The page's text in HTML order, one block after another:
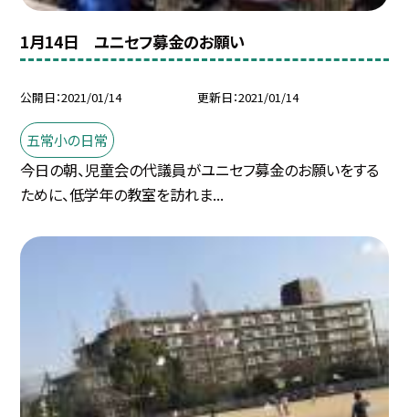
1月14日 ユニセフ募金のお願い
公開日 2021/01/14 更新日 2021/01/14
五常小の日常
今日の朝、児童会の代議員がユニセフ募金のお願いをする
ために、低学年の教室を訪れま...